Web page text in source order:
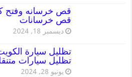
قص خرسانات
ديسمبر 18, 2024
تظليل سيارات
يونيو 28, 2024